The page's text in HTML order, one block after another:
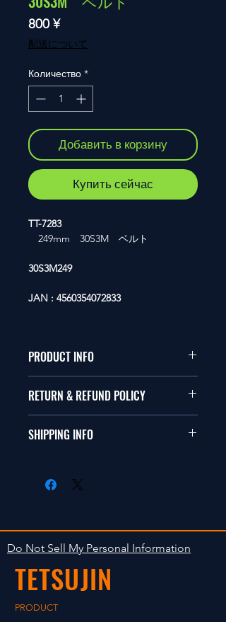
800 ¥Цена
配送について
Количество *
Добавить в корзину
Купить сейчас
TT-7283
249mm 30S3M ベルト
30S3M249
JAN : 4560354072833
PRODUCT INFO
本品は1/10サイズのラジオコント
This items fit in with 1/10 sizes of
RETURN & REFUND POLICY
商品に明らかな欠陥がないかぎり
isn't accepted in goods.
SHIPPING INFO
します。海外への出荷は入金確認
The occasion with the stock is
shipped in 2-5 days. Shipment to
foreign countries will be shipment
after payment confirmation.
Do Not Sell My Personal Information
TETSUJIN
PRODUCT